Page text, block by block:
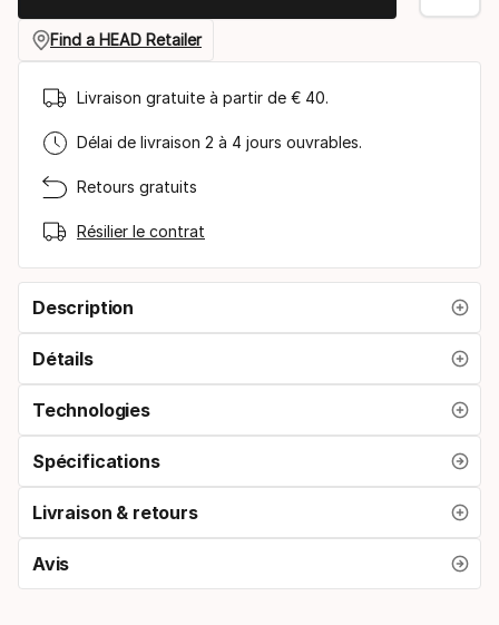
taille
produit
Find a HEAD Retailer
Livraison gratuite à partir de € 40.
Délai de livraison 2 à 4 jours ouvrables.
Retours gratuits
Résilier le contrat
Description
Détails
Technologies
Spécifications
Livraison & retours
Avis